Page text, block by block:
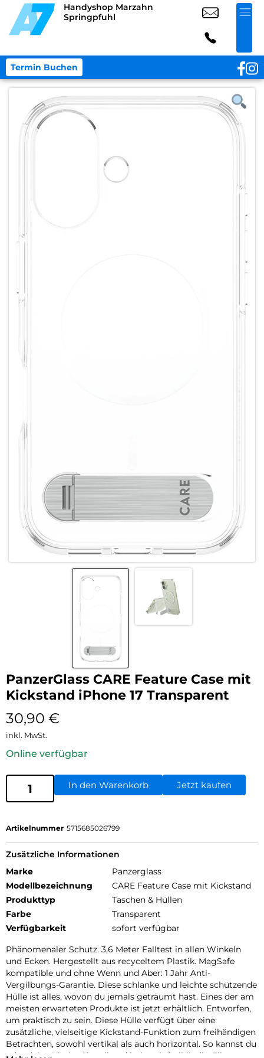
Handyshop Marzahn
Springpfuhl
Termin Buchen
PanzerGlass CARE Feature Case mit
Kickstand iPhone 17 Transparent
30,90 €
inkl. MwSt.
Online verfügbar
In den Warenkorb Jetzt kaufen
Artikelnummer 5715685026799
Zusätzliche Informationen
Marke
Panzerglass
Modellbezeichnung
CARE Feature Case mit Kickstand
Produkttyp
Taschen & Hüllen
Farbe
Transparent
Verfügbarkeit
sofort verfügbar
Phänomenaler Schutz. 3,6 Meter Falltest in allen Winkeln
und Ecken. Hergestellt aus recyceltem Plastik. MagSafe
kompatible und ohne Wenn und Aber: 1 Jahr Anti-
Vergilbungs-Garantie. Diese schlanke und leichte schützende
Hülle ist alles, wovon du jemals geträumt hast. Eines der am
meisten erwarteten Produkte ist jetzt erhältlich. Entworfen,
um praktisch zu sein. Diese Hülle verfügt über eine
zusätzliche, vielseitige Kickstand-Funktion zum freihändigen
Betrachten, sowohl vertikal als auch horizontal. So kannst du
oder deine Kinder überall und jederzeit freihändig Filme